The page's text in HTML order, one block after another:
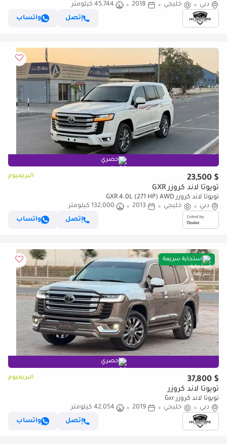
Option
دبي خليجي 2018
45,744 كيلومتر
إتصل
واتساب
حصري
$ 23,500 البريميوم
تويوتا لاند كروزر GXR
تويوتا لاند كروزر GXR 4.0L (271 HP) AWD
دبي
خليجي 2013
132,000 كيلومتر
إتصل
واتساب
استجابة سريعة
حصري
$ 37,800 البريميوم
تويوتا لاند كروزر
تويوتا لاند كروزر Gxr
دبي
خليجي 2019
42,054 كيلومتر
إتصل
واتساب